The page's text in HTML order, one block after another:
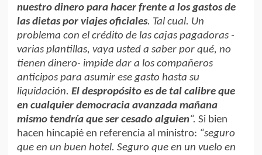
nuestro dinero para hacer frente a los gastos de
las dietas por viajes oficiales. Tal cual. Un
problema con el crédito de las cajas pagadoras -
varias plantillas, vaya usted a saber por qué, no
tienen dinero- impide dar a los compañeros
anticipos para asumir ese gasto hasta su
liquidación. El despropósito es de tal calibre que
en cualquier democracia avanzada mañana
mismo tendría que ser cesado alguien“. Si bien
hacen hincapié en referencia al ministro: “seguro
que en un buen hotel. Seguro que en un vuelo en